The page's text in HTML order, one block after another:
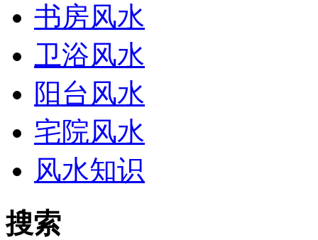
书房风水
卫浴风水
阳台风水
宅院风水
风水知识
搜索